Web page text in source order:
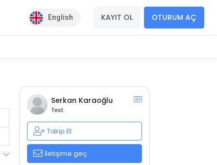
English KAYIT OL OTURUM AÇ
Serkan Karaoğlu
Test
Takip Et
İletişime geç